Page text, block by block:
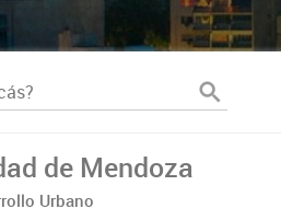
de Mendoza
Urbano